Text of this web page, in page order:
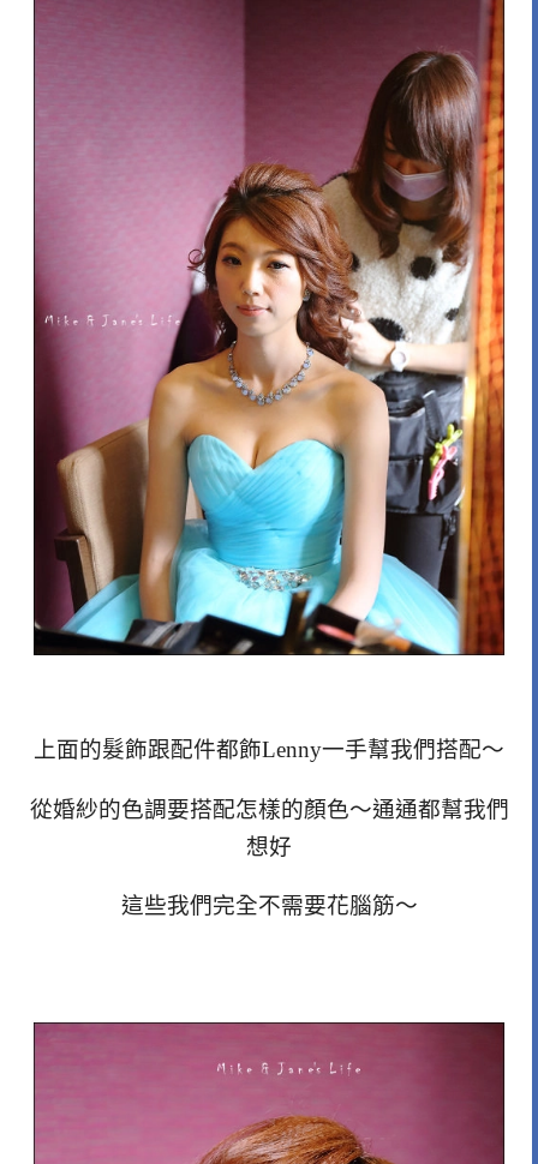
上面的髮飾跟配件都飾Lenny一手幫我們搭配～
從婚紗的色調要搭配怎樣的顏色～通通都幫我們
想好
這些我們完全不需要花腦筋～